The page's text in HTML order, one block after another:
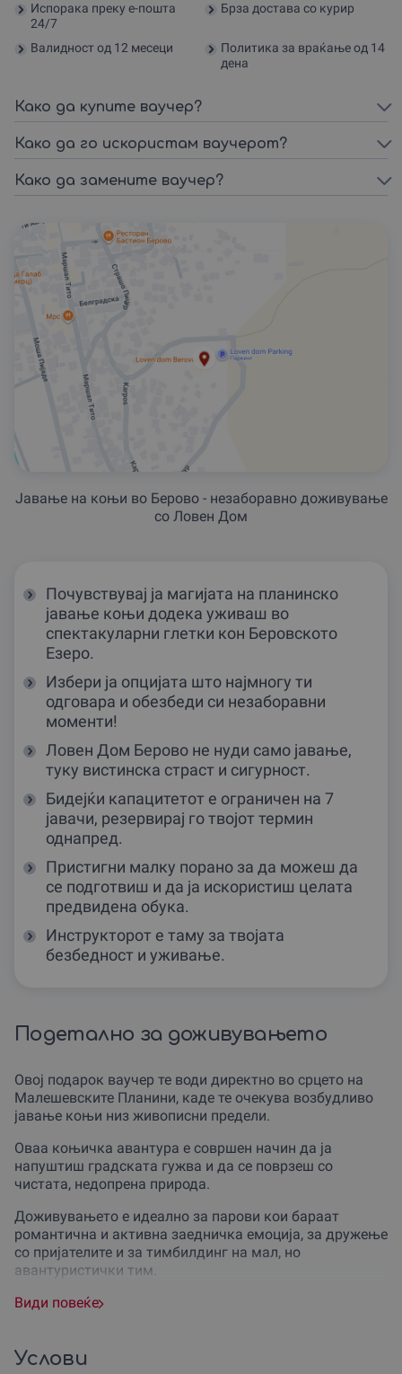
Испорака преку е-пошта
24/7
Брза достава со курир
Валидност од 12 месеци
Политика за враќање од 14
дена
Како да купите ваучер?
Како да го искористам ваучерот?
Како да замените ваучер?
Јавање на коњи во Берово - незаборавно доживување
со Ловен Дом
Почувствувај ја магијата на планинско
јавање коњи додека уживаш во
спектакуларни глетки кон Беровското
Езеро.
Избери ја опцијата што најмногу ти
одговара и обезбеди си незаборавни
моменти!
Ловен Дом Берово не нуди само јавање,
туку вистинска страст и сигурност.
Бидејќи капацитетот е ограничен на 7
јавачи, резервирај го твојот термин
однапред.
Пристигни малку порано за да можеш да
се подготвиш и да ја искористиш целата
предвидена обука.
Инструкторот е таму за твојата
безбедност и уживање.
Подетално за доживувањето
Овој подарок ваучер те води директно во срцето на
Малешевските Планини, каде те очекува возбудливо
јавање коњи низ живописни предели.
Оваа коњичка авантура е совршен начин да ја
напуштиш градската гужва и да се поврзеш со
чистата, недопрена природа.
Доживувањето е идеално за парови кои бараат
романтична и активна заедничка емоција, за дружење
со пријателите и за тимбилдинг на мал, но
авантуристички тим.
Тоа е исклучителен подарок за роденден, годишнина,
спомени.
Види повеќе
Услови